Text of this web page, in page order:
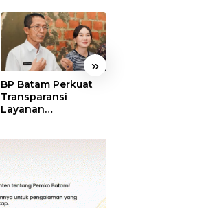
»
BP Batam Perkuat
Transparansi
Layanan
Segera Hadir Melalui
LMS